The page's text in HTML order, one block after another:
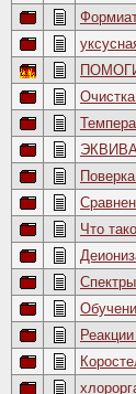
Что
Спектры